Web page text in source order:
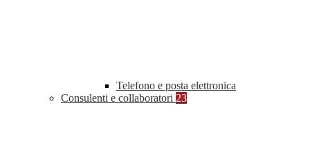
Telefono e posta elettronica
Consulenti e collaboratori 23